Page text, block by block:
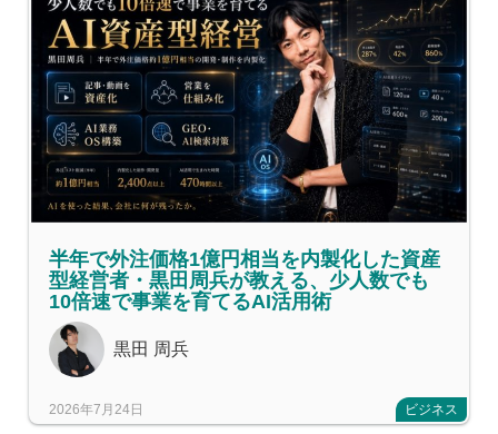
半年で外注価格1億円相当を内製化した資産
型経営者・黒田周兵が教える、少人数でも
10倍速で事業を育てるAI活用術
黒田 周兵
2026年7月24日 ビジネス